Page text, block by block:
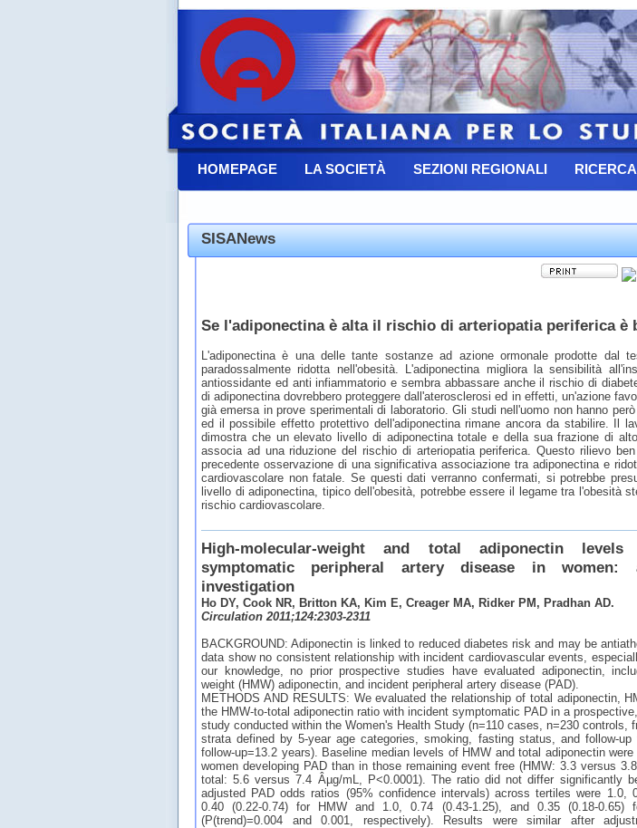
HOMEPAGE LA SOCIETÀ SEZIONI REGIONALI
SISANews
Se l'adiponectina è alta il rischio di arteriopatia periferica è
L'adiponectina è una delle tante sostanze ad azione ormonale prodotte dal
paradossalmente ridotta nell'obesità. L'adiponectina migliora la sensibilità
antiossidante ed anti infiammatorio e sembra abbassare anche il rischio di
di adiponectina dovrebbero proteggere dall'aterosclerosi ed in effetti, un'azione
già emersa in prove sperimentali di laboratorio. Gli studi nell'uomo non hanno
ed il possibile effetto protettivo dell'adiponectina rimane ancora da stabilire. Il
dimostra che un elevato livello di adiponectina totale e della sua frazione di
associa ad una riduzione del rischio di arteriopatia periferica. Questo rilievo
precedente osservazione di una significativa associazione tra adiponectina e
cardiovascolare non fatale. Se questi dati verranno confermati, si potrebbe
livello di adiponectina, tipico dell'obesità, potrebbe essere il legame tra l'obesità
rischio cardiovascolare.
High-molecular-weight and total adiponectin
symptomatic peripheral artery disease in women:
investigation
Ho DY, Cook NR, Britton KA, Kim E, Creager MA, Ridker PM, Pradhan AD.
Circulation 2011;124:2303-2311
BACKGROUND: Adiponectin is linked to reduced diabetes risk and may be
data show no consistent relationship with incident cardiovascular events,
our knowledge, no prior prospective studies have evaluated adiponectin,
weight (HMW) adiponectin, and incident peripheral artery disease (PAD).
METHODS AND RESULTS: We evaluated the relationship of total adiponectin,
the HMW-to-total adiponectin ratio with incident symptomatic PAD in a
study conducted within the Women's Health Study (n=110 cases, n=230 controls,
strata defined by 5-year age categories, smoking, fasting status, and follow-up
follow-up=13.2 years). Baseline median levels of HMW and total adiponectin
women developing PAD than in those remaining event free (HMW: 3.3 versus
total: 5.6 versus 7.4 Âµg/mL, P<0.0001). The ratio did not differ significantly
adjusted PAD odds ratios (95% confidence intervals) across tertiles were 1.0,
0.40 (0.22-0.74) for HMW and 1.0, 0.74 (0.43-1.25), and 0.35 (0.18-0.65)
(P(trend)=0.004 and 0.001, respectively). Results were similar after